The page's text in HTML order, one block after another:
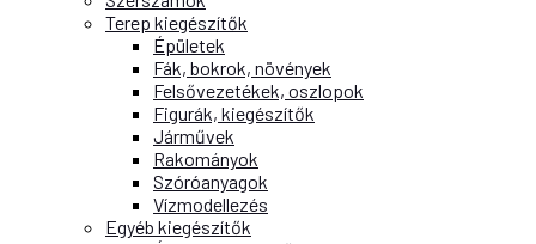
Terep kiegészítők
Épületek
Fák, bokrok, növények
Felsővezetékek, oszlopok
Figurák, kiegészítők
Járművek
Rakományok
Szóróanyagok
Vízmodellezés
Egyéb kiegészítők